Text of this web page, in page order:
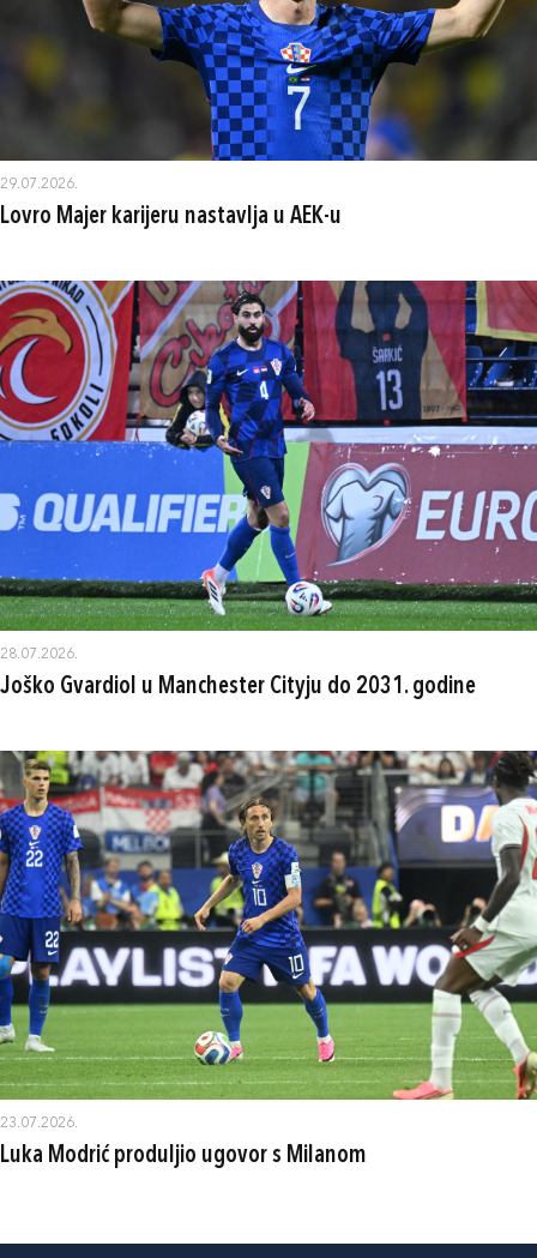
29.07.2026.
Lovro Majer karijeru nastavlja u AEK-u
28.07.2026.
Joško Gvardiol u Manchester Cityju do 2031. godine
23.07.2026.
Luka Modrić produljio ugovor s Milanom